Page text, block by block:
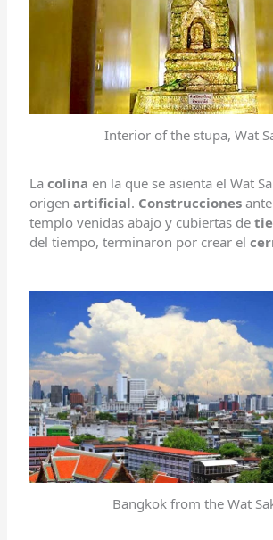
Interior of the stupa, Wat
Lacolina en la que se asienta el Wat
origenartificial. Construcciones
templo venidas abajo y cubiertas de
del tiempo, terminaron por crear el
Bangkok from the Wat